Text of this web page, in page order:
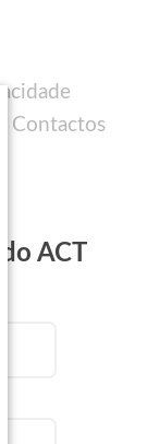
Contactos
ACT